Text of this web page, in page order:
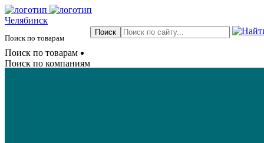
Челябинск
Поиск по товарам
Поиск по товарам
Поиск по компаниям